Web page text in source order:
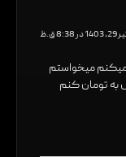
در 8:38 ق.ظ
میخواستم
به تومان کنم